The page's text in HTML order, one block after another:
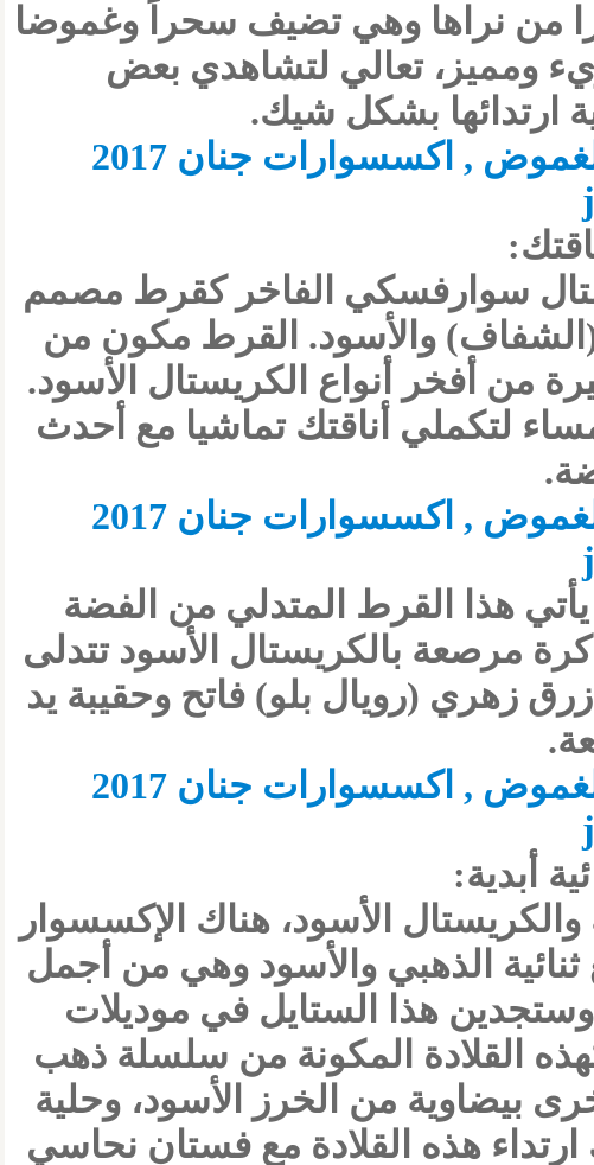
من نراها وهي تضيف سحراً وغموضا
ومميز، تعالي لتشاهدي بعض
ارتدائها بشكل شيك.
سوارفسكي الفاخر كقرط مصمم
والأسود. القرط مكون من
من أفخر أنواع الكريستال الأسود.
لتكملي أناقتك تماشيا مع أحدث
هذا القرط المتدلي من الفضة
مرصعة بالكريستال الأسود تتدلى
زهري (رويال بلو) فاتح وحقيبة يد
أبدية:
الأسود، هناك الإكسسوار
الذهبي والأسود وهي من أجمل
وستجدين هذا الستايل في موديلات
القلادة المكونة من سلسلة ذهب
بيضاوية من الخرز الأسود، وحلية
هذه القلادة مع فستان نحاسي